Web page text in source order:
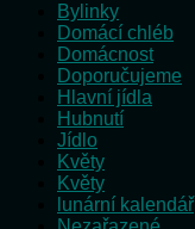
Bylinky
Domácí chléb
Domácnost
Doporučujeme
Hlavní jídla
Hubnutí
Jídlo
Květy
Květy
lunární kalendář